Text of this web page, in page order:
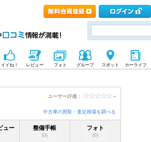
イイね！ レビュー フォト グループ スポット カーライフ
ユーザー評価： -
中古車の買取・査定相場を調べる
ュー 整備手帳
(0)
フォト
(0)